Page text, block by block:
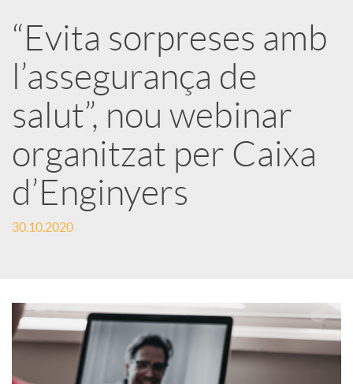
r
x
e
s
o
c
“Evita sorpreses amb
l’assegurança de
salut”, nou webinar
organitzat per Caixa
d’Enginyers
30.10.2020